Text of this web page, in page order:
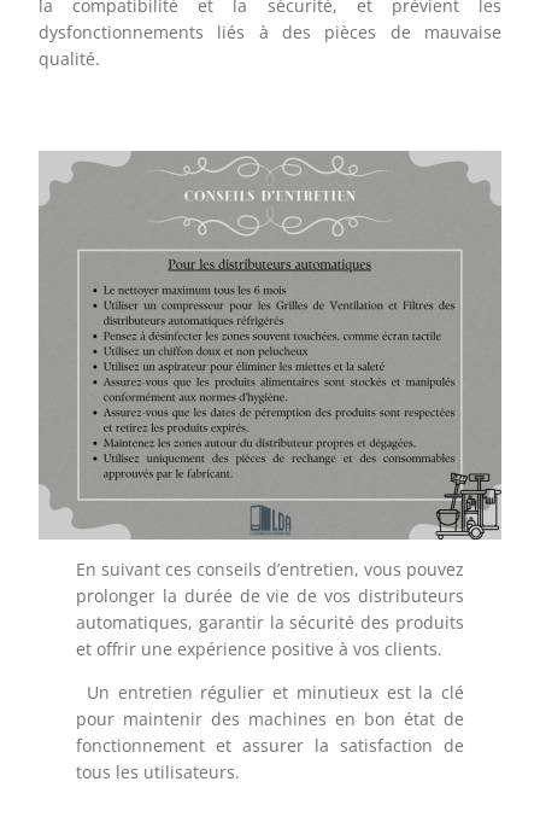
la compatibilité et la sécurité, et prévient les
dysfonctionnements liés à des pièces de mauvaise
qualité.
En suivant ces conseils d’entretien, vous pouvez
prolonger la durée de vie de vos distributeurs
automatiques, garantir la sécurité des produits
et offrir une expérience positive à vos clients.
Un entretien régulier et minutieux est la clé
pour maintenir des machines en bon état de
fonctionnement et assurer la satisfaction de
tous les utilisateurs.